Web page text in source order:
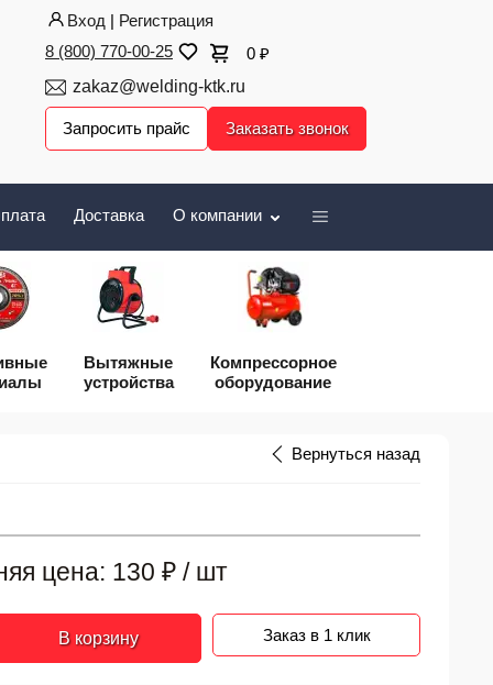
Вход | Регистрация
8 (800) 770-00-25
0 ₽
zakaz@welding-ktk.ru
Запросить прайс Заказать звонок
Доставка О компании
Вытяжные
устройства
Компрессорное
оборудование
Вернуться назад
цена: 130 ₽ / шт
В корзину Заказ в 1 клик